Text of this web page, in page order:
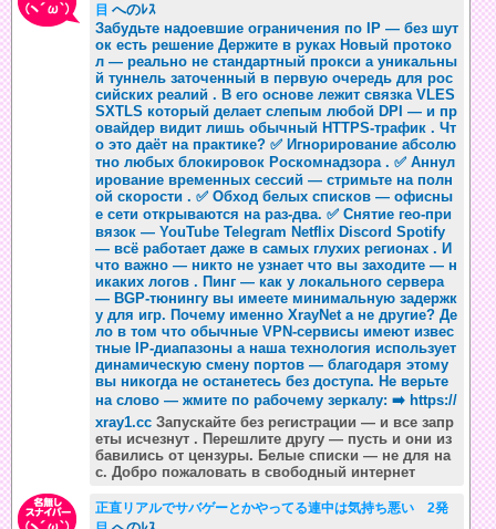
目 へのﾚｽ
Забудьте надоевшие ограничения по IP — без шут
ок есть решение Держите в руках Новый протоко
л — реально не стандартный прокси а уникальны
й туннель заточенный в первую очередь для рос
сийских реалий . В его основе лежит связка VLES
SXTLS который делает слепым любой DPI — и пр
овайдер видит лишь обычный HTTPS-трафик . Чт
о это даёт на практике? ✅ Игнорирование абсолю
тно любых блокировок Роскомнадзора . ✅ Аннул
ирование временных сессий — стримьте на полн
ой скорости . ✅ Обход белых списков — офисны
е сети открываются на раз-два. ✅ Снятие гео-при
вязок — YouTube Telegram Netflix Discord Spotify
— всё работает даже в самых глухих регионах . И
что важно — никто не узнает что вы заходите — н
икаких логов . Пинг — как у локального сервера
— BGP-тюнингу вы имеете минимальную задержк
у для игр. Почему именно XrayNet а не другие? Де
ло в том что обычные VPN-сервисы имеют извес
тные IP-диапазоны а наша технология использует
динамическую смену портов — благодаря этому
вы никогда не останетесь без доступа. Не верьте
на слово — жмите по рабочему зеркалу: ➡️ https://
xray1.cc Запускайте без регистрации — и все запр
еты исчезнут . Перешлите другу — пусть и они из
бавились от цензуры. Белые списки — не для на
с. Добро пожаловать в свободный интернет
正直リアルでサバゲーとかやってる連中は気持ち悪い 2発